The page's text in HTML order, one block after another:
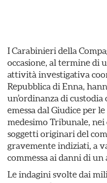
I Carabinieri della
occasione, al termine di
attività investigativa
Repubblica di Enna,
un’ordinanza di
emessa dal Giudice per
medesimo Tribunale,
soggetti originari del
gravemente indiziati, a
commessa ai danni di un
Le indagini svolte dai